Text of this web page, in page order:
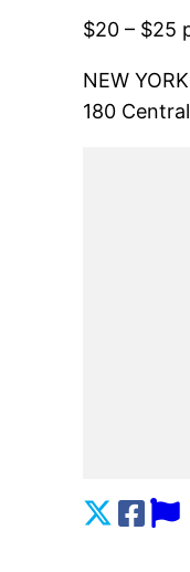
$20 – $25
NEW
180